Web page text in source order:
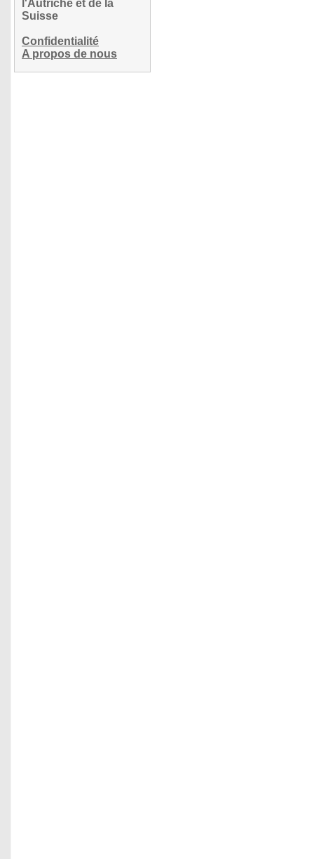
l'Autriche et de la
Suisse
Confidentialité
A propos de nous